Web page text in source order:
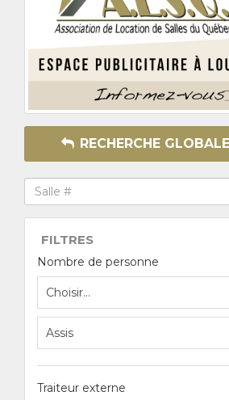
RECHERCHE GLOBALE
FILTRES
Nombre de personne
Traiteur externe